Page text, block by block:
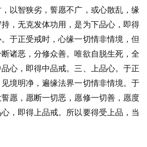
以智狭劣，誓愿不广，或心散乱，缘
，无克发体功用，是为下品心，即得
于正受戒时，心缘一切情非情境，但
诸恶，分修众善。唯欲自脱生死，全
心，即得中品戒。三、上品心。于正
境明净，遍缘法界一切情非情境。于
愿，愿断一切恶，愿修一切善，愿度
，即得上品戒。所以要得受上品，当